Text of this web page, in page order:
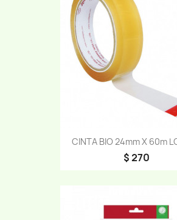
CINTA BIO 24mm X 60m
$ 270